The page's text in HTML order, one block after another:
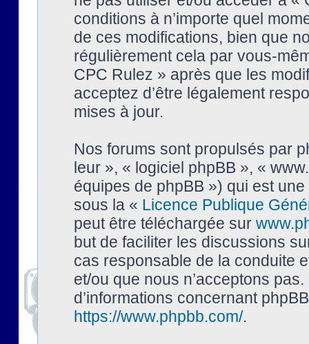
conditions à n’importe quel
de ces modifications, bien que
régulièrement cela par vous-
CPC Rulez » après que les
acceptez d’être légalement
mises à jour.
Nos forums sont propulsés par
leur », « logiciel phpBB », «
équipes de phpBB ») qui est
sous la « Licence Publique
peut être téléchargée sur
but de faciliter les discussions
cas responsable de la conduite
et/ou que nous n’acceptons
d’informations concernant
https://www.phpbb.com/.